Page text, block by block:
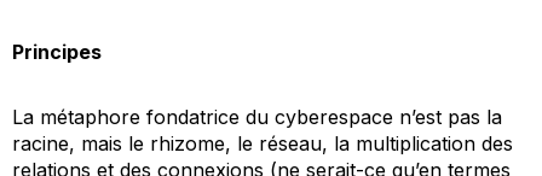
Principes
La métaphore fondatrice du cyberespace n’est pas la
racine, mais le rhizome, le réseau, la multiplication des
relations et des connexions (ne serait-ce qu’en termes